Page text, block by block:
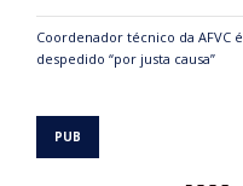
Coordenador técnico da AFVC é
despedido “por justa causa”